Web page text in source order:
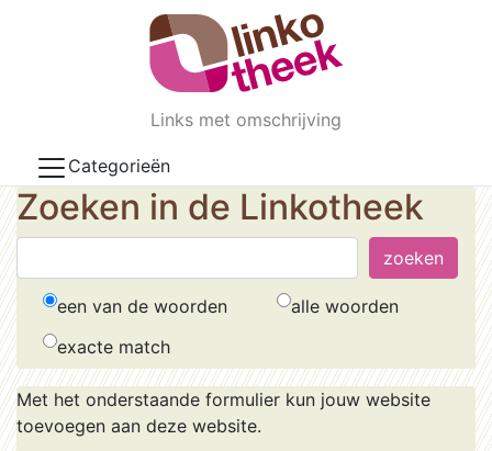
Skip to main content
Links met omschrijving
Categorieën
Zoeken in de Linkotheek
een van de woorden
alle woorden
exacte match
Met het onderstaande formulier kun jouw website
toevoegen aan deze website.